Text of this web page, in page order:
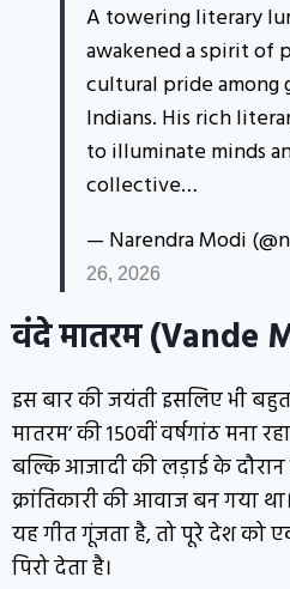
A towering literary
awakened a spirit of
cultural pride among
Indians. His rich
to illuminate minds
collective…
— Narendra Modi
26, 2026
वंदे मातरम (Vande
इस बार की जयंती इसलिए भी
मातरम’ की 150वीं वर्षगांठ मना
बल्कि आजादी की लड़ाई के
क्रांतिकारी की आवाज बन गया
यह गीत गूंजता है, तो पूरे देश को
पिरो देता है।